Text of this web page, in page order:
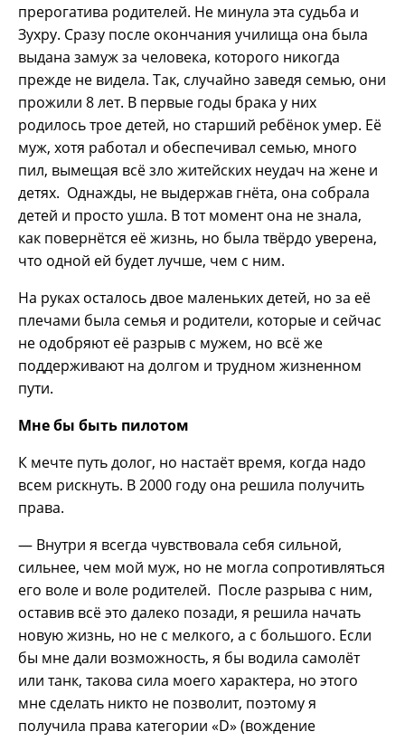
прерогатива родителей. Не минула эта судьба и
Зухру. Сразу после окончания училища она была
выдана замуж за человека, которого никогда
прежде не видела. Так, случайно заведя семью, они
прожили 8 лет. В первые годы брака у них
родилось трое детей, но старший ребёнок умер. Её
муж, хотя работал и обеспечивал семью, много
пил, вымещая всё зло житейских неудач на жене и
детях. Однажды, не выдержав гнёта, она собрала
детей и просто ушла. В тот момент она не знала,
как повернётся её жизнь, но была твёрдо уверена,
что одной ей будет лучше, чем с ним.
На руках осталось двое маленьких детей, но за её
плечами была семья и родители, которые и сейчас
не одобряют её разрыв с мужем, но всё же
поддерживают на долгом и трудном жизненном
пути.
Мне бы быть пилотом
К мечте путь долог, но настаёт время, когда надо
всем рискнуть. В 2000 году она решила получить
права.
— Внутри я всегда чувствовала себя сильной,
сильнее, чем мой муж, но не могла сопротивляться
его воле и воле родителей. После разрыва с ним,
оставив всё это далеко позади, я решила начать
новую жизнь, но не с мелкого, а с большого. Если
бы мне дали возможность, я бы водила самолёт
или танк, такова сила моего характера, но этого
мне сделать никто не позволит, поэтому я
получила права категории «D» (вождение